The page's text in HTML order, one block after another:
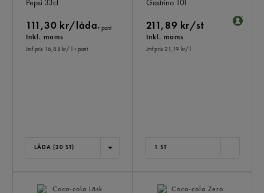
Pepsi 33cl
111,30 kr/låda+ pant
Inkl. moms
Jmf.pris 16,88 kr/ l+ pant
LÅDA (20 ST)
Gastrino 10l
211,89 kr/st
Inkl. moms
Jmf.pris 21,19 kr/ l
1 ST